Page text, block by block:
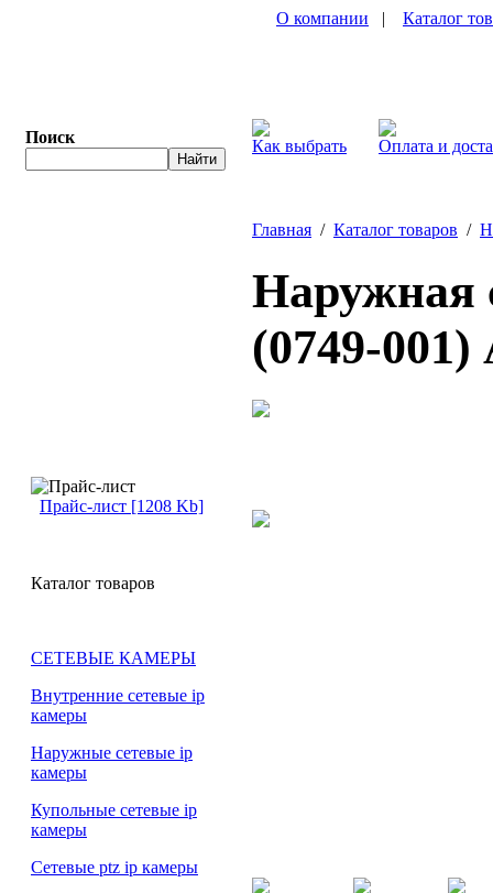
Поиск
О компании | Каталог
Как выбрать Оплата и
Прайс-лист [1208 Kb]
Каталог товаров
СЕТЕВЫЕ КАМЕРЫ
Внутренние сетевые ip
камеры
Наружные сетевые ip
камеры
Купольные сетевые ip
камеры
Сетевые ptz ip камеры
Главная / Каталог товаров /
Наружная
(0749-